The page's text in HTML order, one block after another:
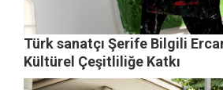
Türk sanatçı Şerife Bilgili
Kültürel Çeşitliliğe Katkı